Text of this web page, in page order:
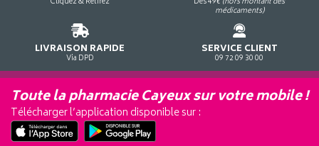
médicaments)
LIVRAISON RAPIDE
Via DPD
SERVICE CLIENT
09 72 09 30 00
Toute la pharmacie Cayeux sur votre mobile !
Télécharger l’application disponible sur :